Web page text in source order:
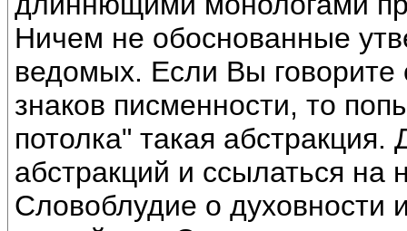
Ничем не обоснованные
ведомых. Если Вы говорите
знаков писменности, то
потолка" такая
абстракций и ссылаться на
Словоблудие о духовности